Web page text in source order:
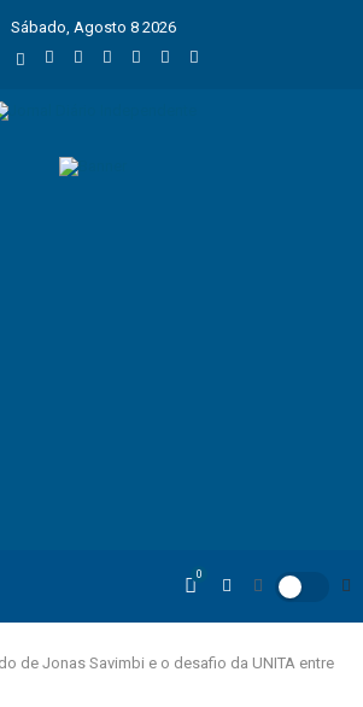
Sábado, Agosto 8 2026
0
de Jonas Savimbi e o desafio da UNITA entre